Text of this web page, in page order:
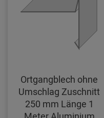
Ortgangblech ohne
Umschlag Zuschnitt
250 mm Länge 1